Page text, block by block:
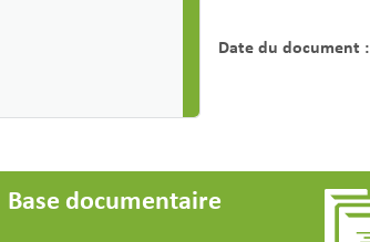
Date du document :
Base documentaire